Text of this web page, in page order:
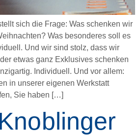
sich die Frage: Was schenken wir
Was besonderes soll es
Und wir sind stolz, dass wir
etwas ganz Exklusives schenken
Individuell. Und vor allem:
in unserer eigenen Werkstatt
Sie haben […]